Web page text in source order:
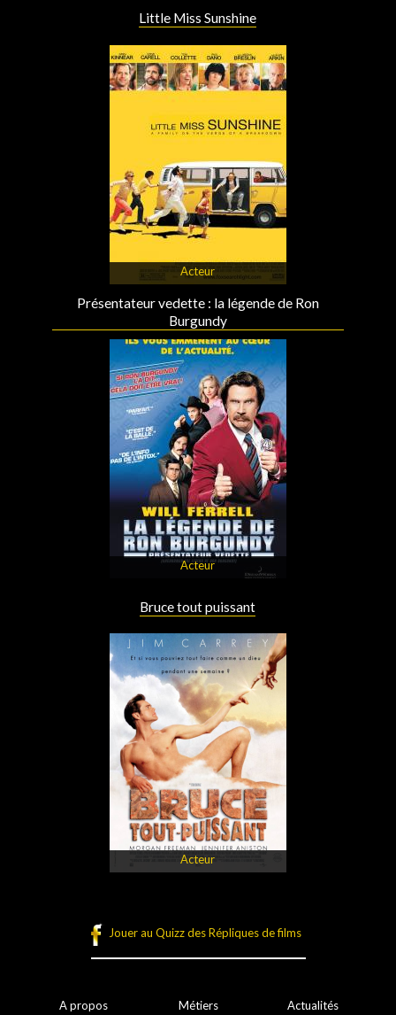
Little Miss Sunshine
Acteur
Présentateur vedette : la légende de Ron
Burgundy
Acteur
Bruce tout puissant
Acteur
Jouer au Quizz des Répliques de films
A propos Métiers Actualités